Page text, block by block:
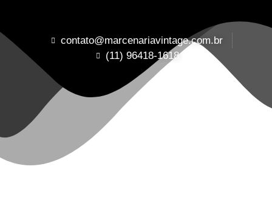
contato@marcenariavintage.com.br
(11) 96418-1618